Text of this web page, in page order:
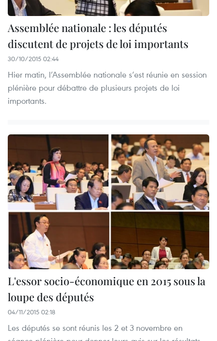
Assemblée nationale : les députés
discutent de projets de loi importants
30/10/2015 02:44
Hier matin, l’Assemblée nationale s’est réunie en session
plénière pour débattre de plusieurs projets de loi
importants.
L'essor socio-économique en 2015 sous la
loupe des députés
04/11/2015 02:18
Les députés se sont réunis les 2 et 3 novembre en